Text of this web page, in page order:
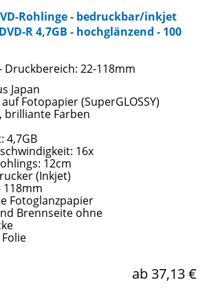
Rohlinge - bedruckbar/inkjet
R 4,7GB - hochglänzend - 100
22-118mm
Japan
Fotopapier (SuperGLOSSY)
brilliante Farben
4,7GB
16x
12cm
(Inkjet)
118mm
Fotoglanzpapier
Brennseite ohne
ab 37,13 €